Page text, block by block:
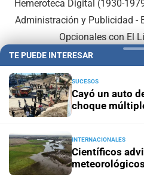
Hemeroteca Digital (1930-
Administración y Publicidad -
Opcionales con El
En
TE PUEDE INTERESAR
SUCESOS
Cayó un auto
choque
INTERNACIONALES
Científicos